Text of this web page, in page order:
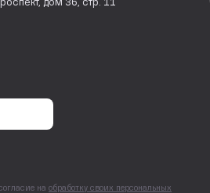
дом 36, стр. 11
на обработку своих персональных